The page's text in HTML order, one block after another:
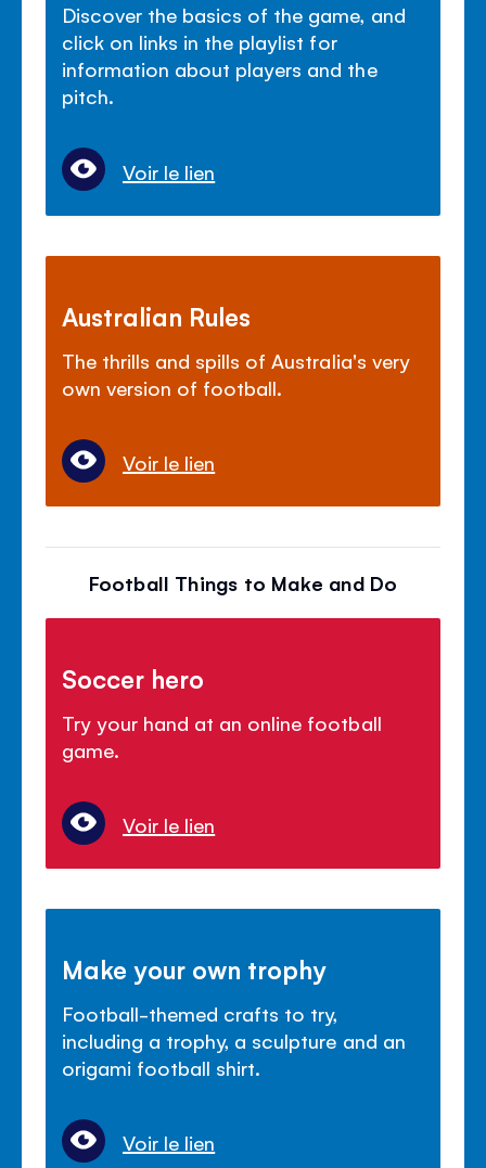
Discover the basics of the game, and
click on links in the playlist for
information about players and the
pitch.
Voir le lien
Australian Rules
The thrills and spills of Australia's very
own version of football.
Voir le lien
Football Things to Make and Do
Soccer hero
Try your hand at an online football
game.
Voir le lien
Make your own trophy
Football-themed crafts to try,
including a trophy, a sculpture and an
origami football shirt.
Voir le lien